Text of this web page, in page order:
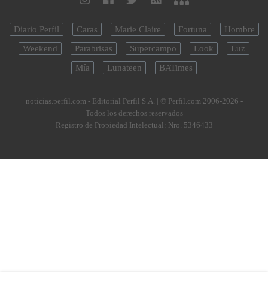
Diario Perfil Caras Marie Claire Fortuna
Hombre
Weekend
Parabrisas Supercampo Look
Luz
Mía
Lunateen BATimes
noticias.perfil.com - Editorial Perfil S.A. | © Perfil.com 2006-2026 -
Todos los derechos reservados
Registro de Propiedad Intelectual: Nro. 5346433